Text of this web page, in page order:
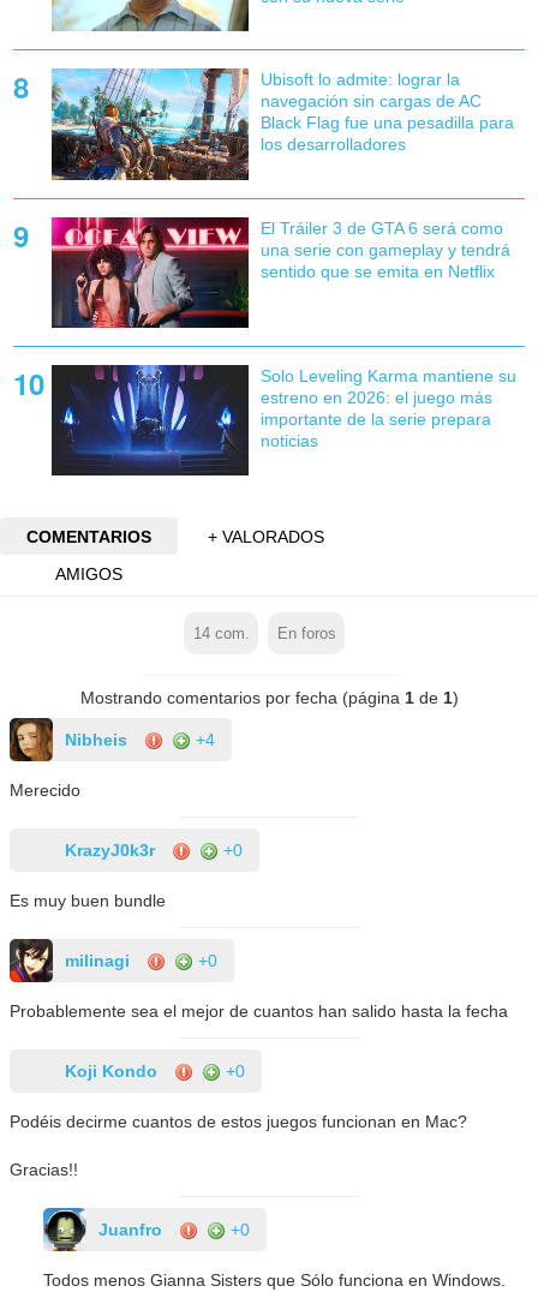
Ubisoft lo admite: lograr la
navegación sin cargas de AC
Black Flag fue una pesadilla para
los desarrolladores
El Tráiler 3 de GTA 6 será como
una serie con gameplay y tendrá
sentido que se emita en Netflix
Solo Leveling Karma mantiene su
estreno en 2026: el juego más
importante de la serie prepara
noticias
COMENTARIOS
+ VALORADOS
AMIGOS
14com. En foros
Mostrando comentarios por fecha (página 1de 1)
Nibheis +4
Merecido
KrazyJ0k3r +0
Es muy buen bundle
milinagi +0
Probablemente sea el mejor de cuantos han salido hasta la fecha
Koji Kondo +0
Podéis decirme cuantos de estos juegos funcionan en Mac?
Gracias!!
Juanfro +0
Todos menos Gianna Sisters que Sólo funciona en Windows.